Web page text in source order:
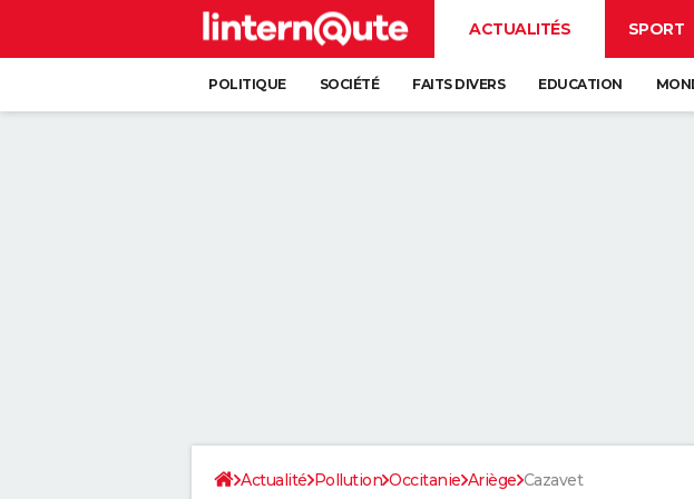
ACTUALITÉS SPORT
POLITIQUE SOCIÉTÉ FAITS DIVERS EDUCATION
Actualité Pollution Occitanie Ariège Cazavet